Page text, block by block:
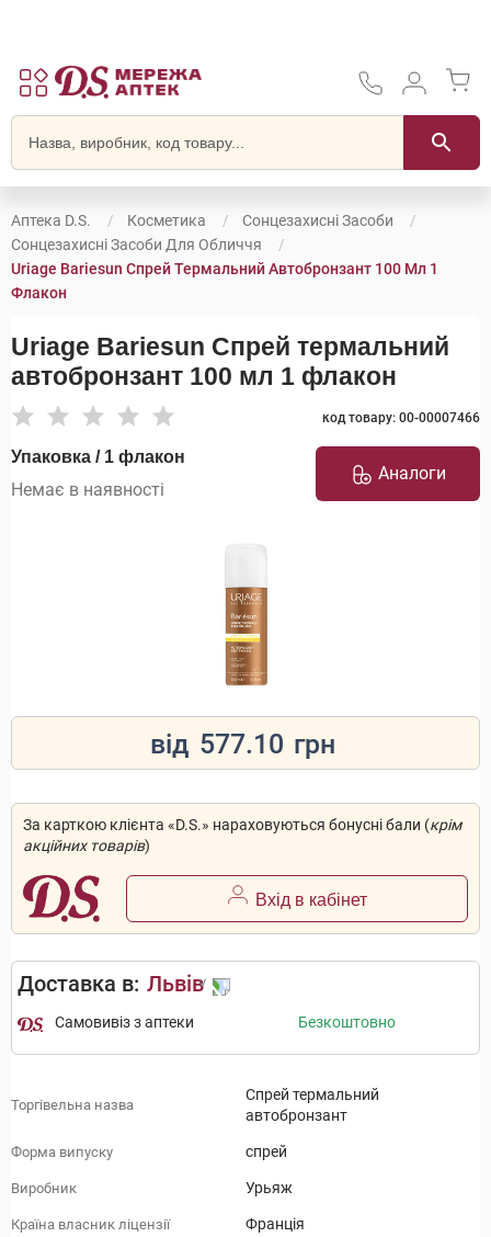
Аптека D.S. Косметика
Сонцезахисні Засоби
Сонцезахисні Засоби Для Обличчя
Uriage Bariesun Спрей Термальний Автобронзант 100 Мл 1
Флакон
Uriage Bariesun Спрей термальний
автобронзант 100 мл 1 флакон
код товару: 00-00007466
Упаковка / 1 флакон
Немає в наявності
Аналоги
від 577.10 грн
За карткою клієнта «D.S.» нараховуються бонусні бали (крім
акційних товарів)
Вхід в кабінет
Доставка в: Львів
Самовивіз з аптеки Безкоштовно
Торгівельна назва
Спрей термальний
автобронзант
Форма випуску спрей
Виробник Урьяж
Країна власник ліцензії Франція